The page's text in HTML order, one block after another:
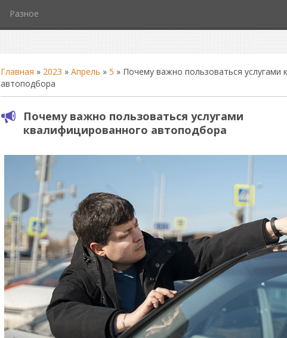
Разное
Главная » 2023 » Апрель » 5 » Почему важно пользоваться услугами
автоподбора
Почему важно пользоваться услугами
квалифицированного автоподбора